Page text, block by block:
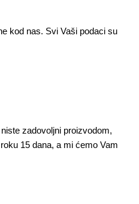
kod nas. Svi Vaši podaci su
zadovoljni proizvodom,
15 dana, a mi ćemo Vam